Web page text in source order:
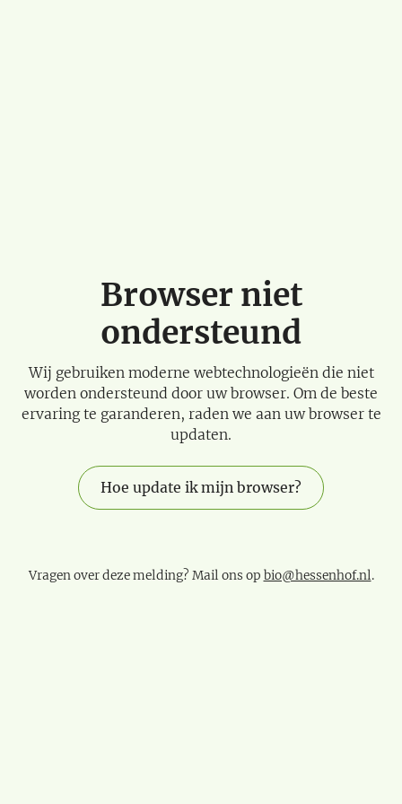
Browser niet
ondersteund
Wij gebruiken moderne webtechnologieën die niet
worden ondersteund door uw browser. Om de beste
ervaring te garanderen, raden we aan uw browser te
updaten.
Hoe update ik mijn browser?
Vragen over deze melding? Mail ons op bio@hessenhof.nl.